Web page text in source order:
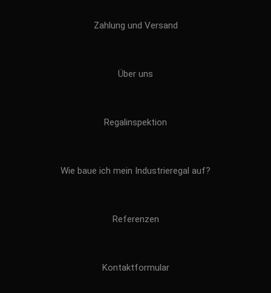
Zahlung und Versand
Über uns
Regalinspektion
Wie baue ich mein Industrieregal auf?
Referenzen
Kontaktformular